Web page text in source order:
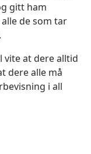
gitt ham
de som tar
.
vite at dere alltid
dere alle må
i all